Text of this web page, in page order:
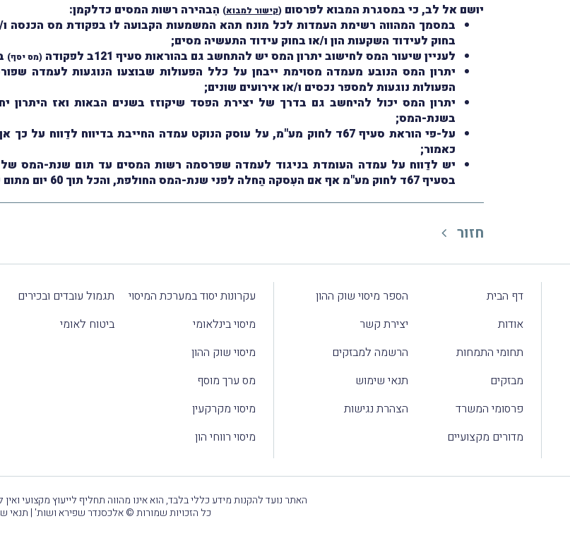
יושם אל לב, כי במסגרת המבוא לפרסום (קישור למבוא) הִבהירה רשות המסים כדלקמן:
במסמך המהווה רשימת העמדות לכל מונח תהא המשמעות הקבועה לו בפקודת מס הכנסה
בחוק לעידוד השקעות הון ו/או בחוק עידוד התעשיה מסים;
לעניין שיעור המס לחישוב יתרון המס יש להתחשב גם בהוראות סעיף 121ב לפקודה
(מס יסף)
יתרון המס הנובע מעמדה מסוימת ייבחן על כלל הפעולות שבוצעו הנוגעות לעמדה
הפעולות נוגעות למספר נכסים ו/או אירועים שונים;
יתרון המס יכול להיחשב גם בדרך של יצירת הפסד שיקוזז בשנים הבאות ואז
בשנת-המס;
על-פי הוראת סעיף 67ד לחוק מע"מ, על עוסק הנוקט עמדה החייבת בדיווח
כאמור;
יש לדַווח על עמדה העומדת בניגוד לעמדה שפרסמה רשות המסים עד תום שנת-המס של
בסעיף 67ד לחוק מע"מ אף אם העִסקה הֵחלה לפני שנת-המס החולפת, והכל תוך 60 יום מתום שנת-המס החולפת.
חזור
דף הבית
אודות
תחומי התמחות
מבזקים
פרסומי המשרד
מדורים מקצועיים
הספר מיסוי שוק ההון
יצירת קשר
הרשמה למבזקים
תנאי שימוש
הצהרת נגישות
עקרונות יסוד במערכת המיסוי
מיסוי בינלאומי
מיסוי שוק ההון
מס ערך מוסף
מיסוי מקרקעין
מיסוי רווחי הון
תגמול עובדים ובכירים
ביטוח לאומי
האתר נועד להקנות מידע כללי בלבד, הוא אינו מהווה תחליף לייעוץ מקצועי
כל הזכויות שמורות © אלכסנדר שפירא ושות' | תנאי